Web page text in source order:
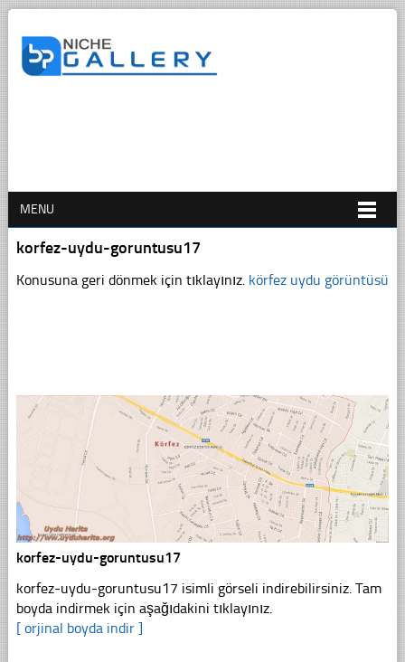
MENU
korfez-uydu-goruntusu17
Konusuna geri dönmek için tıklayınız. körfez uydu görüntüsü
korfez-uydu-goruntusu17
korfez-uydu-goruntusu17 isimli görseli indirebilirsiniz. Tam
boyda indirmek için aşağıdakini tıklayınız.
[ orjinal boyda indir ]